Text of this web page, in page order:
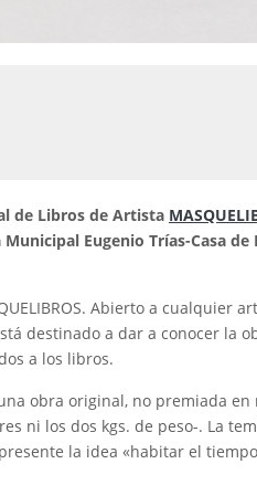
de Libros de Artista
Eugenio Trías-Casa de
Abierto a cualquier
destinado a dar a conocer la
a los libros.
obra original, no premiada
ni los dos kgs. de peso-. La
la idea «habitar el